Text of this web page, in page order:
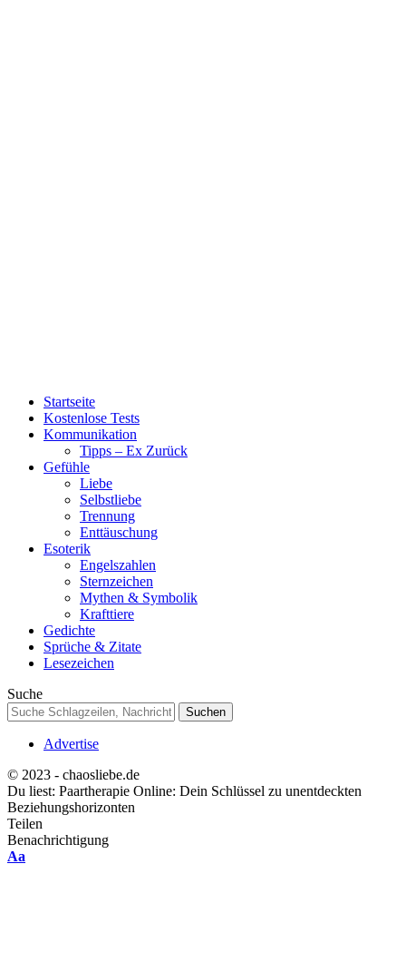
Startseite
Kostenlose Tests
Kommunikation
Tipps – Ex Zurück
Gefühle
Liebe
Selbstliebe
Trennung
Enttäuschung
Esoterik
Engelszahlen
Sternzeichen
Mythen & Symbolik
Krafttiere
Gedichte
Sprüche & Zitate
Lesezeichen
Suche
Advertise
© 2023 - chaosliebe.de
Du liest: Paartherapie Online: Dein Schlüssel zu unentdeckten
Beziehungshorizonten
Teilen
Benachrichtigung
Font
Aa